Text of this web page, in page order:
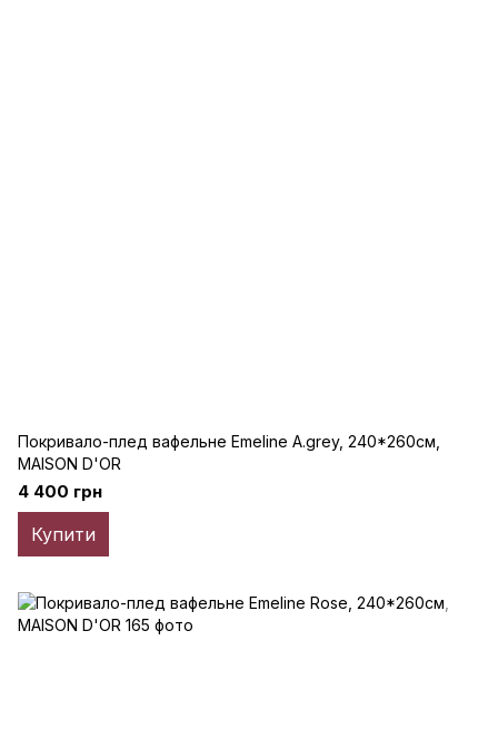
Покривало-плед вафельне Emeline A.grey, 240*260см,
MAISON D'OR
4 400 грн
Купити